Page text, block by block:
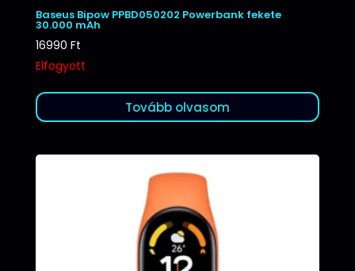
Baseus Bipow PPBD050202 Powerbank fekete
30.000 mAh
16990 Ft
Elfogyott
Tovább olvasom